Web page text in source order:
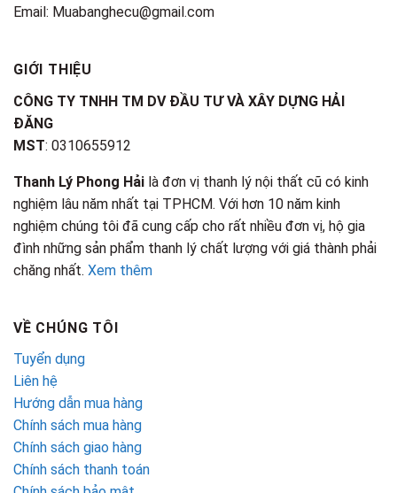
Email: Muabanghecu@gmail.com
GIỚI THIỆU
CÔNG TY TNHH TM DV ĐẦU TƯ VÀ XÂY DỰNG HẢI
ĐĂNG
MST: 0310655912
Thanh Lý Phong Hải là đơn vị thanh lý nội thất cũ có kinh
nghiệm lâu năm nhất tại TPHCM. Với hơn 10 năm kinh
nghiệm chúng tôi đã cung cấp cho rất nhiều đơn vị, hộ gia
đình những sản phẩm thanh lý chất lượng với giá thành phải
chăng nhất. Xem thêm
VỀ CHÚNG TÔI
Tuyển dụng
Liên hệ
Hướng dẫn mua hàng
Chính sách mua hàng
Chính sách giao hàng
Chính sách thanh toán